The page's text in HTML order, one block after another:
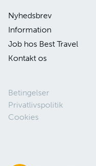
Nyhedsbrev
Information
Job hos Best Travel
Kontakt os
Betingelser
Privatlivspolitik
Cookies